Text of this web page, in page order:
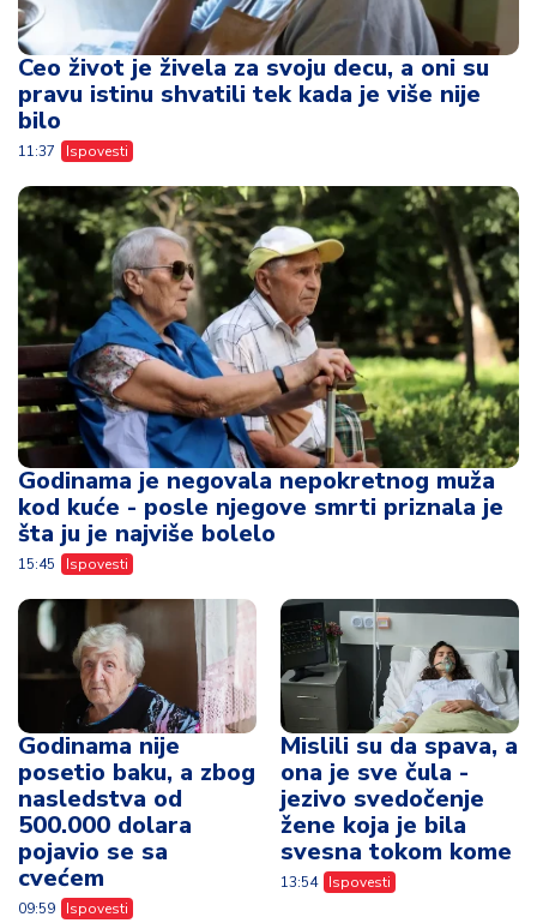
Ceo život je živela za svoju decu, a oni su
pravu istinu shvatili tek kada je više nije
bilo
11:37 Ispovesti
Godinama je negovala nepokretnog muža
kod kuće - posle njegove smrti priznala je
šta ju je najviše bolelo
15:45 Ispovesti
Godinama nije
posetio baku, a zbog
nasledstva od
500.000 dolara
pojavio se sa
cvećem
09:59 Ispovesti
Mislili su da spava, a
ona je sve čula -
jezivo svedočenje
žene koja je bila
svesna tokom kome
13:54 Ispovesti